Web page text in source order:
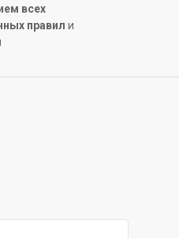
всех
правил и